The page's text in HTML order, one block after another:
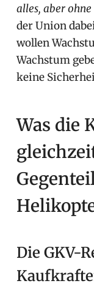
alles, aber
der Union
wollen
Wachstum
keine
Was die
Die GKV-